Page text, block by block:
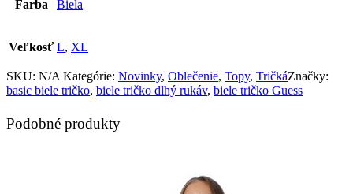
Farba Biela
Veľkosť L, XL
SKU: N/A Kategórie: Novinky, Oblečenie, Topy, TričkáZnačky:
basic biele tričko, biele tričko dlhý rukáv, biele tričko Guess
Podobné produkty